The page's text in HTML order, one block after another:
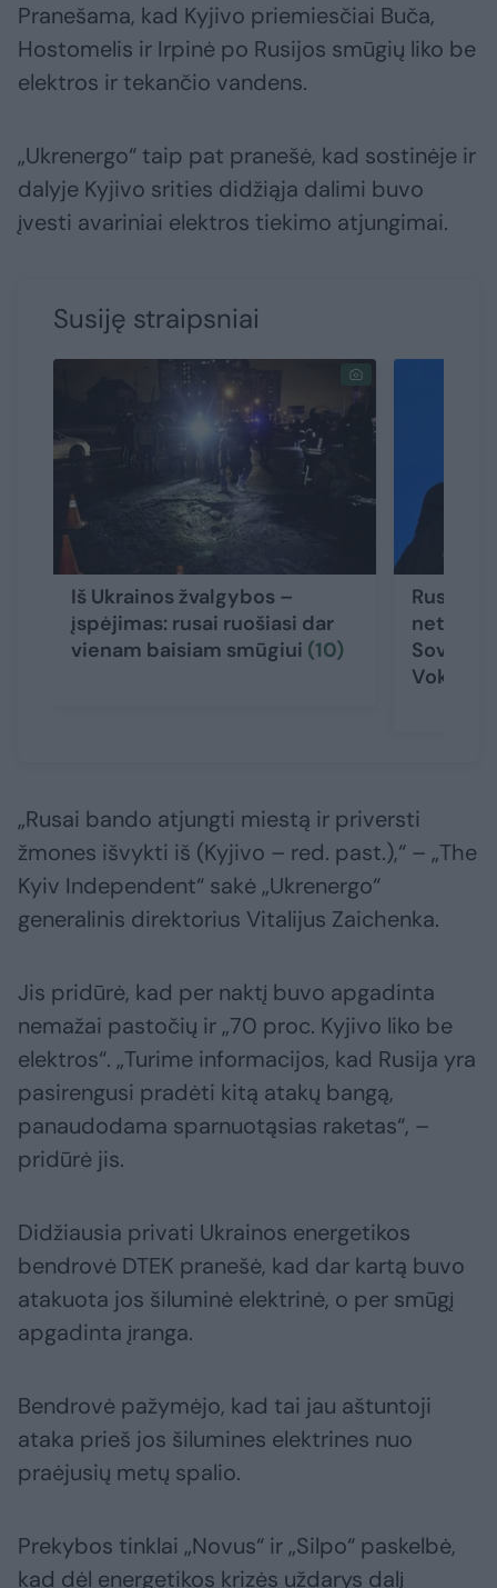
Pranešama, kad Kyjivo priemiesčiai Buča,
Hostomelis ir Irpinė po Rusijos smūgių liko be
elektros ir tekančio vandens.
„Ukrenergo“ taip pat pranešė, kad sostinėje ir
dalyje Kyjivo srities didžiąja dalimi buvo
įvesti avariniai elektros tiekimo atjungimai.
Susiję straipsniai
Iš Ukrainos žvalgybos –
įspėjimas: rusai ruošiasi dar
vienam baisiam smūgiui (10)
Rusijos
Sovietų
„Rusai bando atjungti miestą ir priversti
žmones išvykti iš (Kyjivo – red. past.),“ – „The
Kyiv Independent“ sakė „Ukrenergo“
generalinis direktorius Vitalijus Zaichenka.
Jis pridūrė, kad per naktį buvo apgadinta
nemažai pastočių ir „70 proc. Kyjivo liko be
elektros“. „Turime informacijos, kad Rusija yra
pasirengusi pradėti kitą atakų bangą,
panaudodama sparnuotąsias raketas“, –
pridūrė jis.
Didžiausia privati Ukrainos energetikos
bendrovė DTEK pranešė, kad dar kartą buvo
atakuota jos šiluminė elektrinė, o per smūgį
apgadinta įranga.
Bendrovė pažymėjo, kad tai jau aštuntoji
ataka prieš jos šilumines elektrines nuo
praėjusių metų spalio.
Prekybos tinklai „Novus“ ir „Silpo“ paskelbė,
kad dėl energetikos krizės uždarys dalį